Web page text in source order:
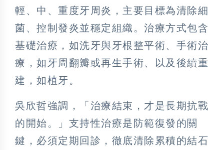
輕、中、重度牙周炎，主要目標為清除細
菌、控制發炎並穩定組織。治療方式包含
基礎治療，如洗牙與牙根整平術、手術治
療，如牙周翻瓣或再生手術、以及後續重
建，如植牙。
吳欣哲強調，「治療結束，才是長期抗戰
的開始。」支持性治療是防範復發的關
鍵，必須定期回診，徹底清除累積的結石